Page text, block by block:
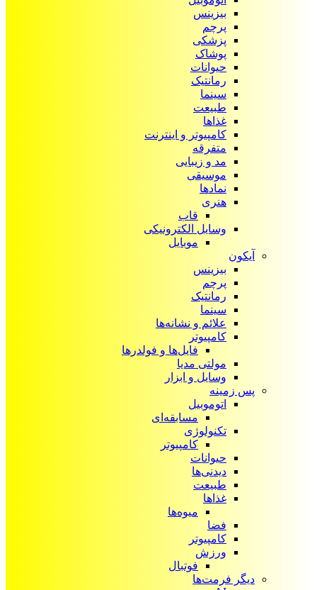
بیزینس
پرچم
پزشکی
پوشاک
حیوانات
رمانتیک
سینما
طبیعت
غذاها
کامپیوتر و اینترنت
متفرقه
مد و زیبایی
موسیقی
نمادها
هنری
قاب
وسایل الکترونیکی
موبایل
آیکون‌
بیزینس
پرچم
رمانتیک
سینما
علائم و نشانه‌ها
کامپیوتر
فایل‌ها و فولدرها
مولتی مدیا
وسایل و ابزار
پس زمینه
اتوموبیل
مسابقه‌ای
تکنولوژی
کامپیوتر
حیوانات
دیدنی‌ها
طبیعت
غذاها
میوه‌ها
فضا
کامپیوتر
ورزش
فوتبال
دیگر فرمت‌ها